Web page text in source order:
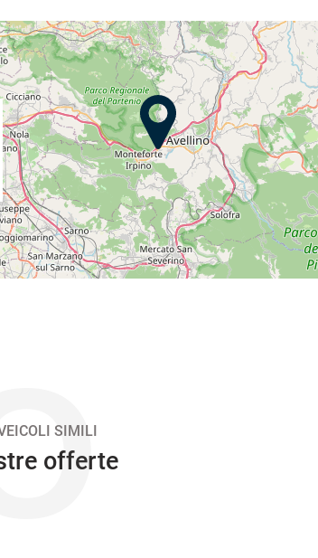
SIMILI
offerte